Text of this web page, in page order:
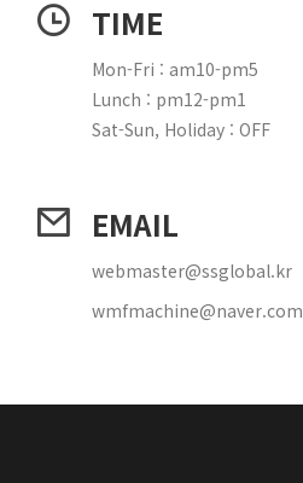
TIME
Mon-Fri : am10-pm5
Lunch : pm12-pm1
Sat-Sun, Holiday : OFF
EMAIL
webmaster@ssglobal.kr
wmfmachine@naver.com